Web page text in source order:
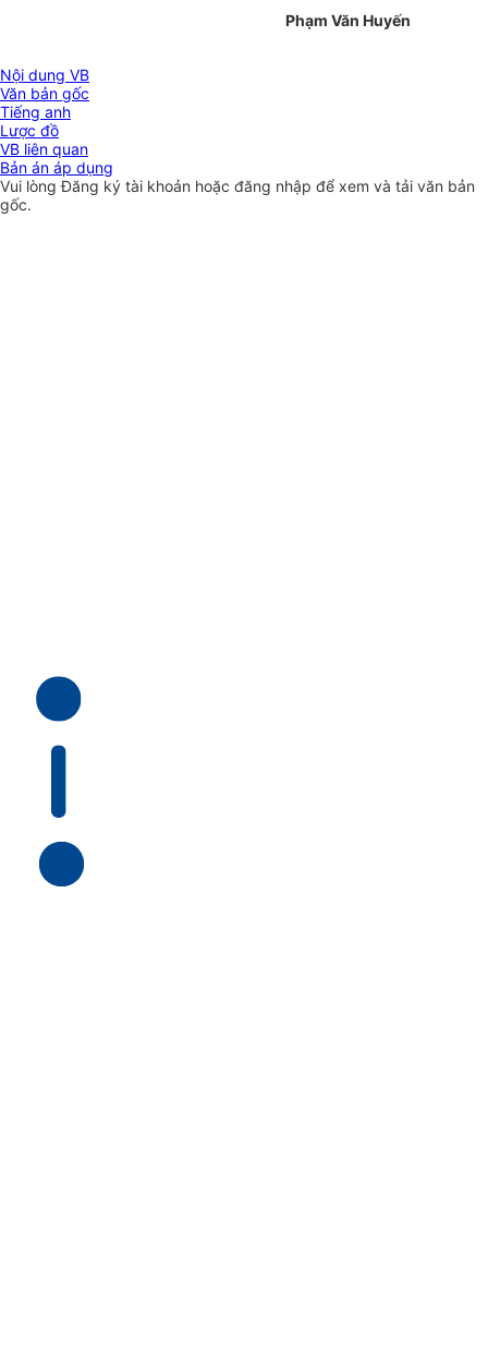
Phạm Văn Huyến
Nội dung VB
Văn bản gốc
Tiếng anh
Lược đồ
VB liên quan
Bản án áp dụng
Vui lòngĐăng ký tài khoản hoặc đăng nhập để xem và tải văn bản
gốc.